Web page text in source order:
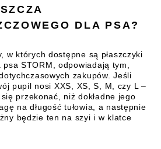
DLA PSA?
w których dostępne są płaszczyki
STORM, odpowiadają tym,
zakupów. Jeśli
pupil nosi XXS, XS, S, M, czy L –
przekonać, niż dokładne jego
na długość tułowia, a następnie
będzie ten na szyi i w klatce